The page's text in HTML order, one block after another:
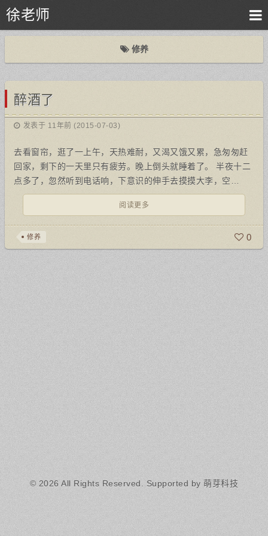
徐老师
修养
醉酒了
发表于 11年前 (2015-07-03)
去看窗帘，逛了一上午，天热难耐，又渴又饿又累，急匆匆赶
回家，剩下的一天里只有疲劳。晚上倒头就睡着了。 半夜十二
点多了，忽然听到电话响，下意识的伸手去摸摸大李，空…
阅读更多
修养 0
© 2026 All Rights Reserved. Supported by 萌芽科技